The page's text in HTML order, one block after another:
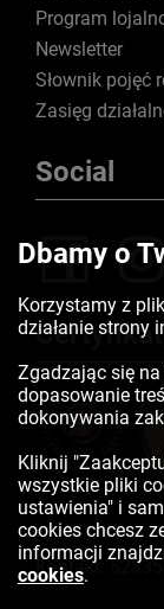
Program
Newsletter
Słownik pojęć
Zasięg
Social
Kontakt:
Dbamy o
Korzystamy z
działanie strony
Zgadzając się
dopasowanie
dokonywania
Kliknij
wszystkie pliki
ustawienia" i
cookies chcesz
informacji
cookies.